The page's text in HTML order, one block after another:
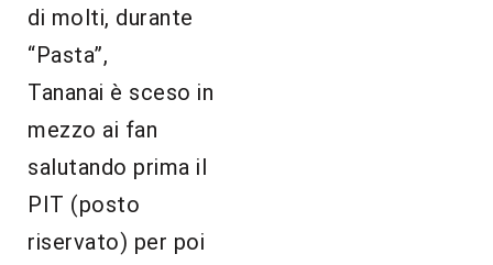
di molti, durante
“Pasta”,
Tananai è sceso in
mezzo ai fan
salutando prima il
PIT (posto
riservato) per poi